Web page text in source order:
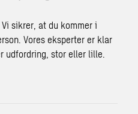
sikrer, at du kommer i
Vores eksperter er klar
udfordring, stor eller lille.